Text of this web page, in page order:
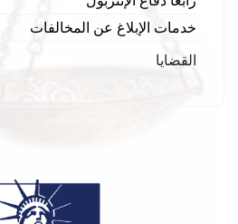
خدمات الإبلاغ عن المخالفات
القضايا